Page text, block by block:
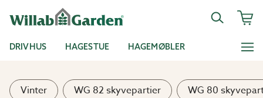
DRIVHUS HAGESTUE HAGEMØBLER
Vinter WG 82 skyvepartier WG 80